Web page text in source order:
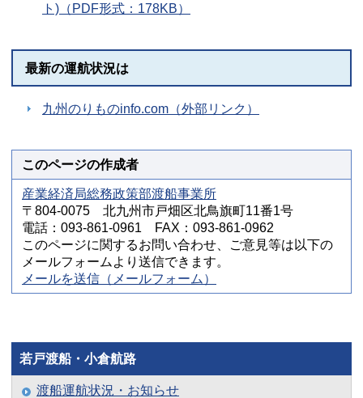
ト)（PDF形式：178KB）
最新の運航状況は
九州のりものinfo.com（外部リンク）
このページの作成者
産業経済局総務政策部渡船事業所
〒804-0075 北九州市戸畑区北鳥旗町11番1号
電話：093-861-0961 FAX：093-861-0962
このページに関するお問い合わせ、ご意見等は以下の
メールフォームより送信できます。
メールを送信（メールフォーム）
若戸渡船・小倉航路
渡船運航状況・お知らせ